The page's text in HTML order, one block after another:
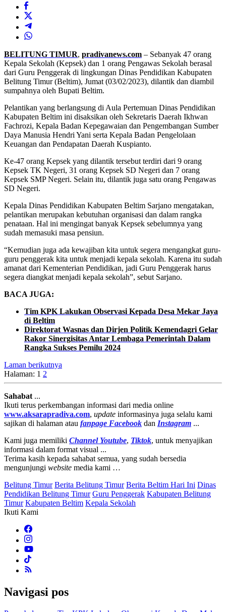
BELITUNG TIMUR, pradivanews.com – Sebanyak 47 orang
Kepala Sekolah (Kepsek) dan 1 orang Pengawas Sekolah berasal
dari Guru Penggerak di lingkungan Dinas Pendidikan Kabupaten
Belitung Timur (Beltim), Jumat (03/02/2023), dilantik dan diambil
sumpahnya oleh Bupati Beltim.
Pelantikan yang berlangsung di Aula Pertemuan Dinas Pendidikan
Kabupaten Beltim ini disaksikan oleh Sekretaris Daerah Ikhwan
Fachrozi, Kepala Badan Kepegawaian dan Pengembangan Sumber
Daya Manusia Hendri Yani serta Kepala Badan Pengelolaan
Keuangan dan Pendapatan Daerah Kuspianto.
Ke-47 orang Kepsek yang dilantik tersebut terdiri dari 9 orang
Kepsek TK Negeri, 31 orang Kepsek SD Negeri dan 7 orang
Kepsek SMP Negeri. Selain itu, dilantik juga satu orang Pengawas
SD Negeri.
Kepala Dinas Pendidikan Kabupaten Beltim Sarjano mengatakan,
pelantikan merupakan kebutuhan organisasi dan dalam rangka
penataan. Hal ini mengingat banyak Kepsek sebelumnya yang
sudah memasuki masa pensiun.
“Kemudian juga ada kewajiban kita untuk segera mengangkat guru-
guru penggerak kita untuk menjadi kepala sekolah. Karena itu sudah
amanat dari Kementerian Pendidikan, jadi Guru Penggerak harus
segera diangkat menjadi kepala sekolah”, sebut Sarjano.
BACA JUGA:
Tim KPK Lakukan Observasi Kepada Desa Mekar Jaya
di Beltim
Direktorat Wasnas dan Dirjen Politik Kemendagri Gelar
Rakor Sinergisitas Antar Lembaga Pemerintah Dalam
Rangka Sukses Pemilu 2024
Laman berikutnya
Halaman: 1 2
Sahabat ...
Ikuti terus perkembangan informasi dari media online
www.aksarapradiva.com, update informasinya juga selalu kami
sajikan di halaman atau fanpage Facebook dan Instagram ...
Kami juga memiliki Channel Youtube, Tiktok, untuk menyajikan
informasi dalam format visual ...
Terima kasih kepada sahabat semua, yang sudah bersedia
mengunjungi website media kami …
Belitung Timur Berita Belitung Timur Berita Beltim Hari Ini Dinas
Pendidikan Belitung Timur Guru Penggerak Kabupaten Belitung
Timur Kabupaten Beltim Kepala Sekolah
Ikuti Kami
Navigasi pos